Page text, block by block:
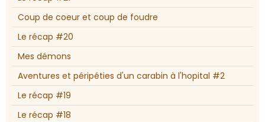
Coup de coeur et coup de foudre
Le récap #20
Mes démons
Aventures et péripéties d'un carabin à l'hopital #2
Le récap #19
Le récap #18